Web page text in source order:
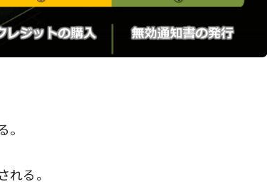
。
れる。